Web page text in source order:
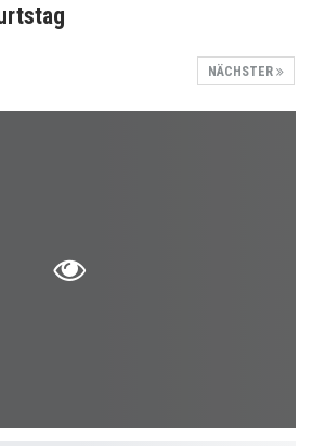
NÄCHSTER